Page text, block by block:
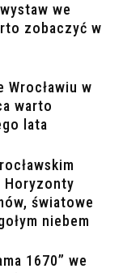
we
zobaczyć w
Wrocławiu w
warto
lata
Horyzonty
światowe
niebem
1670” we